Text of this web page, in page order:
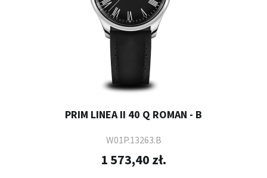
PRIM LINEA II 40 Q ROMAN - B
W01P.13263.B
1 573,40 zł.